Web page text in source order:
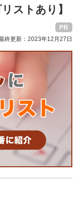
ストあり】
PR
終更新：2023年12月27日